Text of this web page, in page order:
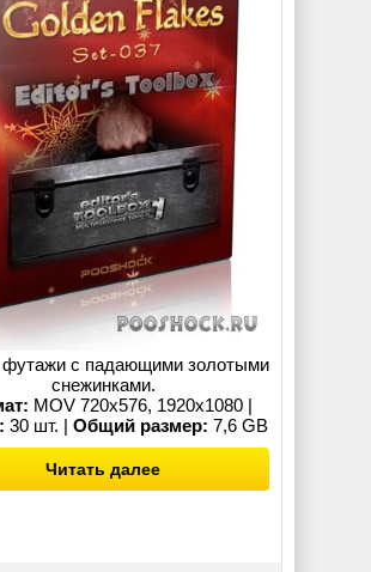
с падающими золотыми
снежинками.
MOV 720x576, 1920x1080 |
30 шт. | Общий размер: 7,6 GB
Читать далее